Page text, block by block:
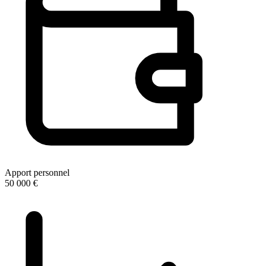
Apport personnel
50 000 €